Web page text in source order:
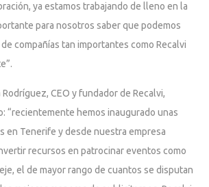
ya estamos trabajando de lleno en la
para nosotros saber que podemos
compañías tan importantes como Recalvi
CEO y fundador de Recalvi,
“recientemente hemos inaugurado unas
en Tenerife y desde nuestra empresa
recursos en patrocinar eventos como
el de mayor rango de cuantos se disputan